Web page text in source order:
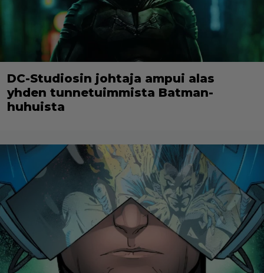
DC-Studiosin johtaja ampui alas
yhden tunnetuimmista Batman-
huhuista